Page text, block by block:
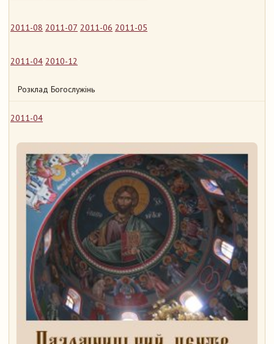
2011-08 2011-07 2011-06 2011-05
2011-04 2010-12
Розклад Богослужінь
2011-04